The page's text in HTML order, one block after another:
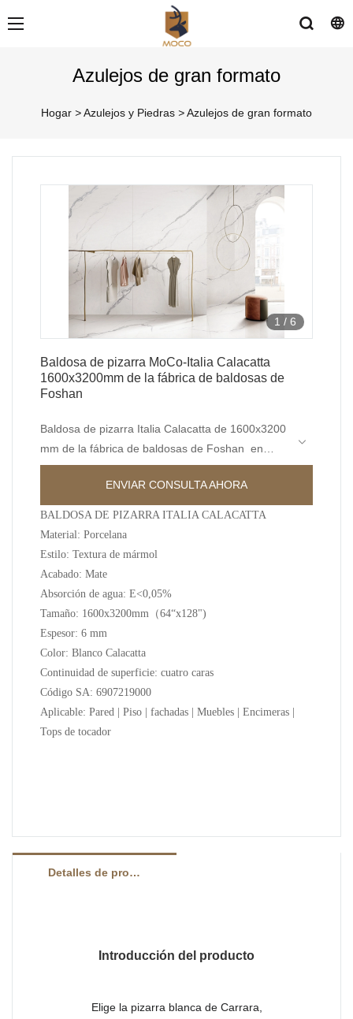
Azulejos de gran formato
Hogar >Azulejos y Piedras >Azulejos de gran formato
1 / 6
Baldosa de pizarra MoCo-Italia Calacatta
1600x3200mm de la fábrica de baldosas de
Foshan
Baldosa de pizarra Italia Calacatta de 1600x3200
mm de la fábrica de baldosas de Foshan en
comparación con productos similares en el
mercado, tiene ventajas excepcionales
incomparables en términos de rendimiento,
ENVIAR CONSULTA AHORA
BALDOSA DE PIZARRA ITALIA CALACATTA
Material: Porcelana
Estilo: Textura de mármol
Acabado: Mate
Absorción de agua: E<0,05%
Tamaño: 1600x3200mm（64“x128")
Espesor: 6 mm
Color: Blanco Calacatta
Continuidad de superficie: cuatro caras
Código SA: 6907219000
Aplicable: Pared | Piso | fachadas | Muebles | Encimeras |
Tops de tocador
Detalles de producto
Introducción del producto
Elige la pizarra blanca de Carrara,